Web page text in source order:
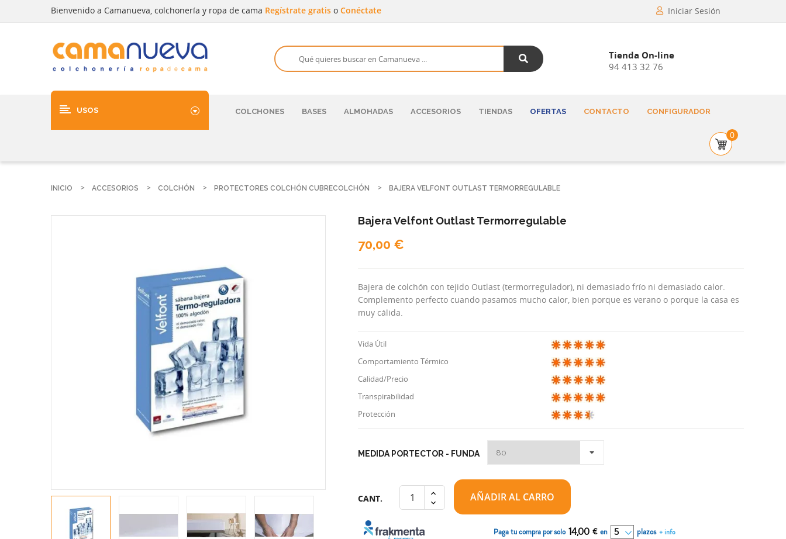
Bienvenido a Camanueva, colchonería y ropa de cama Regístrate gratis o Conéctate Iniciar Sesión
Tienda On-line
94 413 32 76
USOS COLCHONES BASES ALMOHADAS ACCESORIOS TIENDAS OFERTAS CONTACTO CONFIGURADOR
0
INICIO ACCESORIOS COLCHÓN PROTECTORES COLCHÓN CUBRECOLCHÓN BAJERA VELFONT OUTLAST TERMORREGULABLE
Bajera Velfont Outlast Termorregulable
70,00 €
Bajera de colchón con tejido Outlast (termorregulador), ni demasiado frío ni demasiado calor.
Complemento perfecto cuando pasamos mucho calor, bien porque es verano o porque la casa es
muy cálida.
Vida Útil
Comportamiento Térmico
Calidad/Precio
Transpirabilidad
Protección
MEDIDA PORTECTOR - FUNDA
CANT. AÑADIR AL CARRO
Paga tu compra por solo 14,00 € en plazos + info